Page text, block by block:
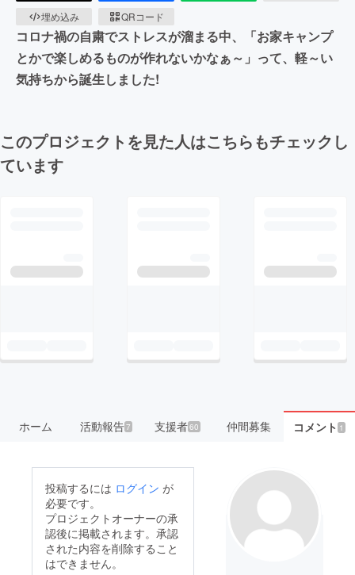
埋め込み
QRコード
コロナ禍の自粛でストレスが溜まる中、「お家キャンプ
とかで楽しめるものが作れないかなぁ～」って、軽～い
気持ちから誕生しました!
このプロジェクトを見た人はこちらもチェックし
ています
ホーム 活動報告7 支援者60 仲間募集 コメント 1
投稿するには ログイン が
必要です。
プロジェクトオーナーの承
認後に掲載されます。承認
された内容を削除すること
はできません。